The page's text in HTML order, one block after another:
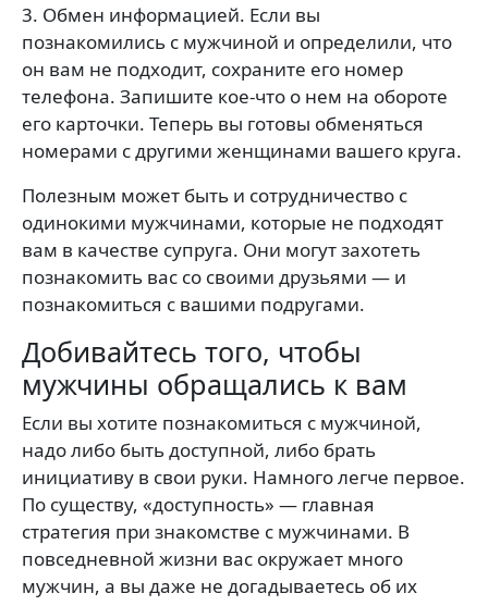
3. Обмен информацией. Если вы
познакомились с мужчиной и определили, что
он вам не подходит, сохраните его номер
телефона. Запишите кое-что о нем на обороте
его карточки. Теперь вы готовы обменяться
номерами с другими женщинами вашего круга.
Полезным может быть и сотрудничество с
одинокими мужчинами, которые не подходят
вам в качестве супруга. Они могут захотеть
познакомить вас со своими друзьями — и
познакомиться с вашими подругами.
Добивайтесь того, чтобы
мужчины обращались к вам
Если вы хотите познакомиться с мужчиной,
надо либо быть доступной, либо брать
инициативу в свои руки. Намного легче первое.
По существу, «доступность» — главная
стратегия при знакомстве с мужчинами. В
повседневной жизни вас окружает много
мужчин, а вы даже не догадываетесь об их